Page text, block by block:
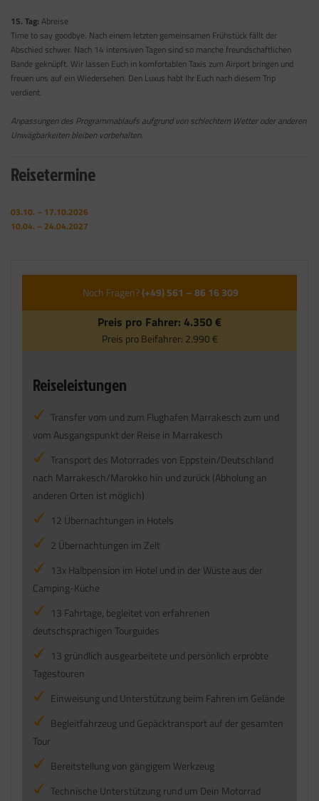
15. Tag: Abreise
Time to say goodbye. Nach einem letzten gemeinsamen Frühstück fällt der
Abschied schwer. Nach 14 intensiven Tagen sind so manche freundschaftlichen
Bande geknüpft. Wir lassen Euch in komfortablen Taxis zum Airport bringen und
freuen uns auf ein Wiedersehen. Den Luxus habt Ihr Euch nach diesem Trip
verdient.
Anpassungen des Programmablaufs aufgrund von schlechtem Wetter oder anderen
Unwägbarkeiten bleiben vorbehalten.
Reisetermine
03.10. – 17.10.2026
10.04. – 24.04.2027
Noch Fragen?(+49) 561 – 86 16 309
Preis pro Fahrer: 4.350 €
Preis pro Beifahrer: 2.990 €
Reiseleistungen
Transfer vom und zum Flughafen Marrakesch zum und
vom Ausgangspunkt der Reise in Marrakesch
Transport des Motorrades von Eppstein/Deutschland
nach Marrakesch/Marokko hin und zurück (Abholung an
anderen Orten ist möglich)
12 Übernachtungen in Hotels
2 Übernachtungen im Zelt
13x Halbpension im Hotel und in der Wüste aus der
Camping-Küche
13 Fahrtage, begleitet von erfahrenen
deutschsprachigen Tourguides
13 gründlich ausgearbeitete und persönlich erprobte
Tagestouren
Einweisung und Unterstützung beim Fahren im Gelände
Begleitfahrzeug und Gepäcktransport auf der gesamten
Tour
Bereitstellung von gängigem Werkzeug
Technische Unterstützung rund um Dein Motorrad